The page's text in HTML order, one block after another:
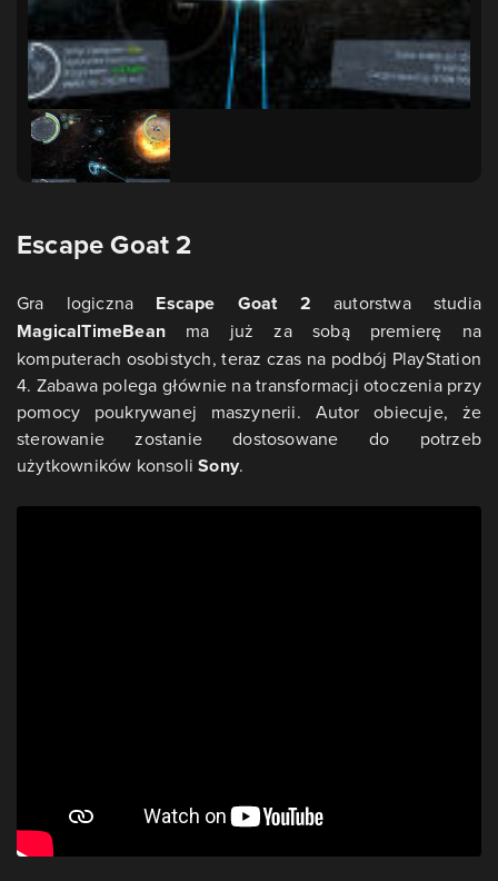
Escape Goat 2
Gra logiczna Escape Goat 2 autorstwa studia
MagicalTimeBean ma już za sobą premierę na
komputerach osobistych, teraz czas na podbój PlayStation
4. Zabawa polega głównie na transformacji otoczenia przy
pomocy poukrywanej maszynerii. Autor obiecuje, że
sterowanie zostanie dostosowane do potrzeb
użytkowników konsoliSony.